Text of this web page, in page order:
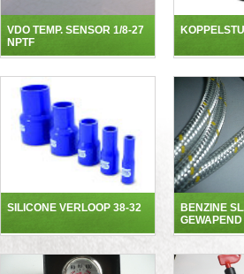
VDO TEMP. SENSOR 1/8-27
NPTF
SILICONE VERLOOP 38-32
BENZINE
GEWAPEND